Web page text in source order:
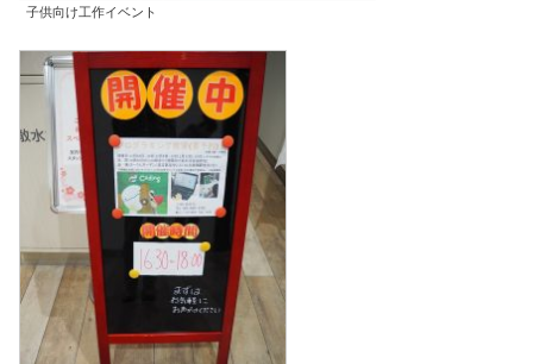
子供向け工作イベント